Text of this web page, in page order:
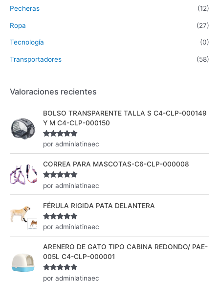
Pecheras (12)
Ropa (27)
Tecnología (0)
Transportadores (58)
Valoraciones recientes
BOLSO TRANSPARENTE TALLA S C4-CLP-000149
Y M C4-CLP-000150
Valorado
con
por adminlatinaec
CORREA PARA MASCOTAS-C6-CLP-000008
Valorado
con
por adminlatinaec
FÉRULA RIGIDA PATA DELANTERA
Valorado
con
por adminlatinaec
ARENERO DE GATO TIPO CABINA REDONDO/ PAE-
005L C4-CLP-000001
Valorado
por adminlatinaec